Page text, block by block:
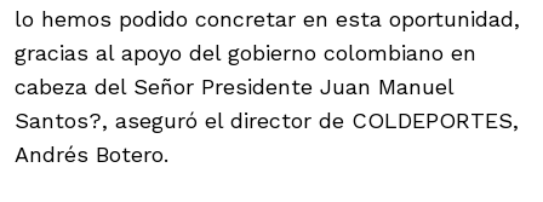
lo hemos podido concretar en esta oportunidad,
gracias al apoyo del gobierno colombiano en
cabeza del Señor Presidente Juan Manuel
Santos?, aseguró el director de COLDEPORTES,
Andrés Botero.